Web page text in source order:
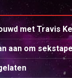
met Travis
aan om sekstape